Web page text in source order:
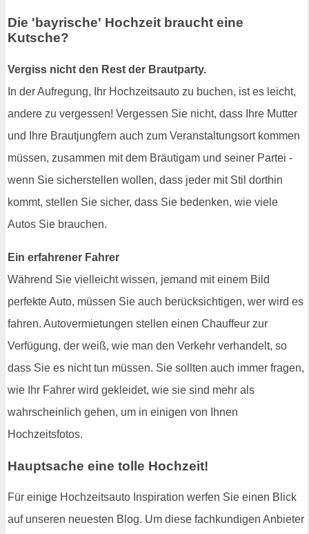
Die 'bayrische' Hochzeit braucht eine
Kutsche?
Vergiss nicht den Rest der Brautparty.
In der Aufregung, Ihr Hochzeitsauto zu buchen, ist es leicht,
andere zu vergessen! Vergessen Sie nicht, dass Ihre Mutter
und Ihre Brautjungfern auch zum Veranstaltungsort kommen
müssen, zusammen mit dem Bräutigam und seiner Partei -
wenn Sie sicherstellen wollen, dass jeder mit Stil dorthin
kommt, stellen Sie sicher, dass Sie bedenken, wie viele
Autos Sie brauchen.
Ein erfahrener Fahrer
Während Sie vielleicht wissen, jemand mit einem Bild
perfekte Auto, müssen Sie auch berücksichtigen, wer wird es
fahren. Autovermietungen stellen einen Chauffeur zur
Verfügung, der weiß, wie man den Verkehr verhandelt, so
dass Sie es nicht tun müssen. Sie sollten auch immer fragen,
wie Ihr Fahrer wird gekleidet, wie sie sind mehr als
wahrscheinlich gehen, um in einigen von Ihnen
Hochzeitsfotos.
Hauptsache eine tolle Hochzeit!
Für einige Hochzeitsauto Inspiration werfen Sie einen Blick
auf unseren neuesten Blog. Um diese fachkundigen Anbieter